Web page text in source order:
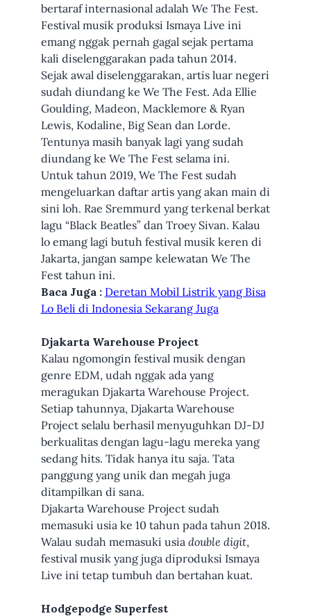
bertaraf internasional adalah We The Fest.
Festival musik produksi Ismaya Live ini
emang nggak pernah gagal sejak pertama
kali diselenggarakan pada tahun 2014.
Sejak awal diselenggarakan, artis luar negeri
sudah diundang ke We The Fest. Ada Ellie
Goulding, Madeon, Macklemore & Ryan
Lewis, Kodaline, Big Sean dan Lorde.
Tentunya masih banyak lagi yang sudah
diundang ke We The Fest selama ini.
Untuk tahun 2019, We The Fest sudah
mengeluarkan daftar artis yang akan main di
sini loh. Rae Sremmurd yang terkenal berkat
lagu “Black Beatles” dan Troey Sivan. Kalau
lo emang lagi butuh festival musik keren di
Jakarta, jangan sampe kelewatan We The
Fest tahun ini.
Baca Juga : Deretan Mobil Listrik yang Bisa
Lo Beli di Indonesia Sekarang Juga
Djakarta Warehouse Project
Kalau ngomongin festival musik dengan
genre EDM, udah nggak ada yang
meragukan Djakarta Warehouse Project.
Setiap tahunnya, Djakarta Warehouse
Project selalu berhasil menyuguhkan DJ-DJ
berkualitas dengan lagu-lagu mereka yang
sedang hits. Tidak hanya itu saja. Tata
panggung yang unik dan megah juga
ditampilkan di sana.
Djakarta Warehouse Project sudah
memasuki usia ke 10 tahun pada tahun 2018.
Walau sudah memasuki usia double digit,
festival musik yang juga diproduksi Ismaya
Live ini tetap tumbuh dan bertahan kuat.
Hodgepodge Superfest